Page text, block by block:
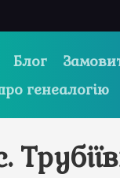
Блог
генеалогію